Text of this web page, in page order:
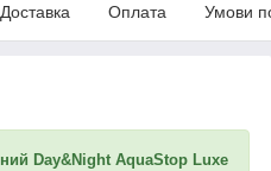
Доставка Оплата Умови
Day&Night AquaStop Luxe